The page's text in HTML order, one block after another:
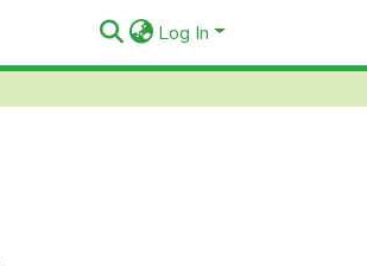
Log In